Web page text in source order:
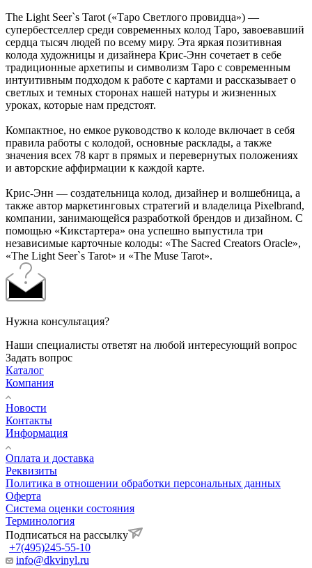
The Light Seer`s Tarot («Таро Светлого провидца») —
супербестселлер среди современных колод Таро, завоевавший
сердца тысяч людей по всему миру. Эта яркая позитивная
колода художницы и дизайнера Крис-Энн сочетает в себе
традиционные архетипы и символизм Таро с современным
интуитивным подходом к работе с картами и рассказывает о
светлых и темных сторонах нашей натуры и жизненных
уроках, которые нам предстоят.
Компактное, но емкое руководство к колоде включает в себя
правила работы с колодой, основные расклады, а также
значения всех 78 карт в прямых и перевернутых положениях
и авторские аффирмации к каждой карте.
Крис-Энн — создательница колод, дизайнер и волшебница, а
также автор маркетинговых стратегий и владелица Pixelbrand,
компании, занимающейся разработкой брендов и дизайном. С
помощью «Кикстартера» она успешно выпустила три
независимые карточные колоды: «The Sacred Creators Oracle»,
«The Light Seer`s Tarot» и «The Muse Tarot».
Нужна консультация?
Наши специалисты ответят на любой интересующий вопрос
Задать вопрос
Каталог
Компания
Новости
Контакты
Информация
Оплата и доставка
Реквизиты
Политика в отношении обработки персональных данных
Оферта
Система оценки состояния
Терминология
Подписаться на рассылку
+7(495)245-55-10
info@dkvinyl.ru